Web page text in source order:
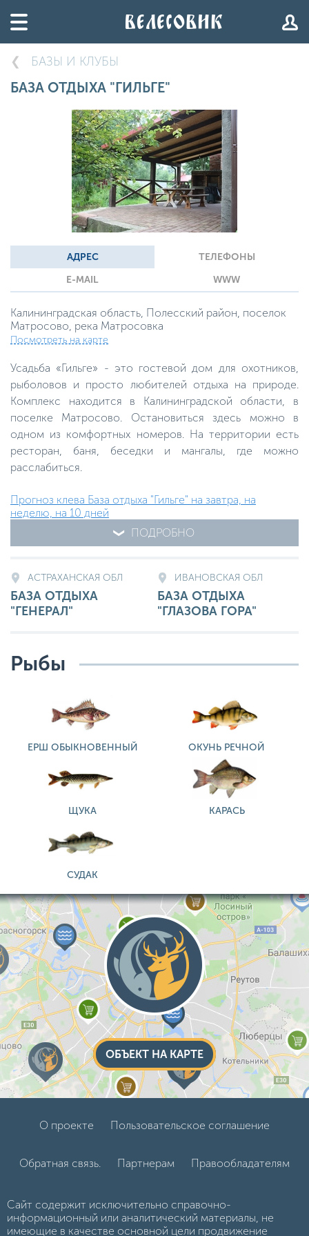
БАЗЫ И КЛУБЫ
БАЗА ОТДЫХА "ГИЛЬГЕ"
АДРЕС
ТЕЛЕФОНЫ
E-MAIL
WWW
Калининградcкая область, Полесский район, поселок
Матросово, река Матросовка
Посмотреть на карте
Усадьба «Гильге» - это гостевой дом для охотников,
рыболовов и просто любителей отдыха на природе.
Комплекс находится в Калининградской области, в
поселке Матросово. Остановиться здесь можно в
одном из комфортных номеров. На территории есть
ресторан, баня, беседки и мангалы, где можно
расслабиться.
Прогноз клева База отдыха "Гильге" на завтра, на
неделю, на 10 дней
ПОДРОБНО
АСТРАХАНСКАЯ ОБЛ
БАЗА ОТДЫХА
"ГЕНЕРАЛ"
ИВАНОВСКАЯ ОБЛ
БАЗА ОТДЫХА
"ГЛАЗОВА ГОРА"
Рыбы
ЕРШ ОБЫКНОВЕННЫЙ ОКУНЬ РЕЧНОЙ
ЩУКА КАРАСЬ
СУДАК
ОБЪЕКТ НА КАРТЕ
О проекте Пользовательское соглашение
Обратная связь. Партнерам Правообладателям
Сайт содержит исключительно справочно-
информационный или аналитический материалы, не
имеющие в качестве основной цели продвижение